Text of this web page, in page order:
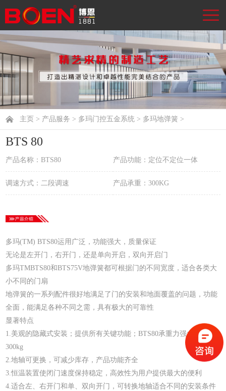
主页 > 产品服务 > 多玛门控五金系统 > 多玛地弹簧 >
BTS 80
产品名称：BTS80 产品功能：定位不定位一体
调速方式：二段调速 产品承重：300KG
多玛(TM) BTS80运用广泛，功能强大，质量保证
无论是左开门，右开门，还是单向开启，双向开启门
多玛TMBTS80和BTS75V地弹簧都可根据门的不同宽度，适合各类大
小不同的门扇
地弹簧的一系列配件很好地满足了门的安装和地面覆盖的问题，功能
全面，能满足各种不同之需，具有极大的可靠性
显著特点
1.美观的隐藏式安装；提供所有关键功能；BTS80承重力强大，可达
300kg
2.地轴可更换，可减少库存，产品功能齐全
3.恒温装置使闭门速度保持稳定，高效性为用户提供最大的便利
4.适合左、右开门和单、双向开门，可转换地轴适合不同的安装条件